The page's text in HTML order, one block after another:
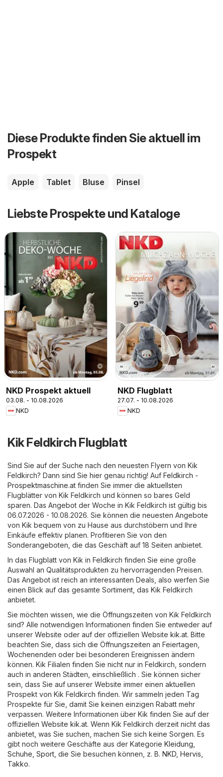
Diese Produkte finden Sie aktuell im
Prospekt
Apple Tablet Bluse Pinsel
Liebste Prospekte und Kataloge
NKD Prospekt aktuell
03.08. - 10.08.2026
NKD
NKD Flugblatt
27.07. - 10.08.2026
NKD
Kik Feldkirch Flugblatt
Sind Sie auf der Suche nach den neuesten Flyern von Kik
Feldkirch? Dann sind Sie hier genau richtig! Auf Feldkirch -
Prospektmaschine.at finden Sie immer die aktuellsten
Flugblätter von Kik Feldkirch und können so bares Geld
sparen. Das Angebot der Woche in Kik Feldkirch ist gültig bis
06.07.2026 - 10.08.2026. Sie können die neuesten Angebote
von Kik bequem von zu Hause aus durchstöbern und Ihre
Einkäufe effektiv planen. Profitieren Sie von den
Sonderangeboten, die das Geschäft auf 18 Seiten anbietet.
In das Flugblatt von Kik in Feldkirch finden Sie eine große
Auswahl an Qualitätsprodukten zu hervorragenden Preisen.
Das Angebot ist reich an interessanten Deals, also werfen Sie
einen Blick auf das gesamte Sortiment, das Kik Feldkirch
anbietet.
Sie möchten wissen, wie die Öffnungszeiten von Kik Feldkirch
sind? Alle notwendigen Informationen finden Sie entweder auf
unserer Website oder auf der offiziellen Website kik.at. Bitte
beachten Sie, dass sich die Öffnungszeiten an Feiertagen,
Wochenenden oder bei besonderen Ereignissen ändern
können. Kik Filialen finden Sie nicht nur in Feldkirch, sondern
auch in anderen Städten, einschließlich . Sie können sicher
sein, dass Sie auf unserer Website immer einen aktuellen
Prospekt von Kik Feldkirch finden. Wir sammeln jeden Tag
Prospekte für Sie, damit Sie keinen einzigen Rabatt mehr
verpassen. Weitere Informationen über Kik finden Sie auf der
offiziellen Website kik.at. Wenn Kik Feldkirch derzeit nicht das
anbietet, was Sie suchen, machen Sie sich keine Sorgen. Es
gibt noch weitere Geschäfte aus der Kategorie Kleidung,
Schuhe, Sport , die Sie besuchen können, z. B. NKD Hervis
Takko.